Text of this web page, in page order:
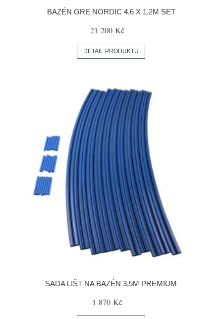
BAZÉN GRE NORDIC 4,6 X 1,2M SET
21 200 Kč
DETAIL PRODUKTU
SADA LIŠT NA BAZÉN 3,5M PREMIUM
1 870 Kč